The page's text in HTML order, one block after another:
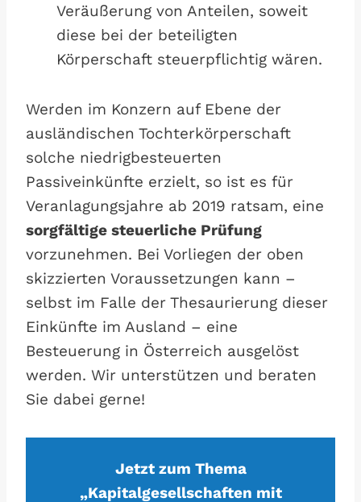
Veräußerung von Anteilen, soweit
diese bei der beteiligten
Körperschaft steuerpflichtig wären.
Werden im Konzern auf Ebene der
ausländischen Tochterkörperschaft
solche niedrigbesteuerten
Passiveinkünfte erzielt, so ist es für
Veranlagungsjahre ab 2019 ratsam, eine
sorgfältige steuerliche Prüfung
vorzunehmen. Bei Vorliegen der oben
skizzierten Voraussetzungen kann –
selbst im Falle der Thesaurierung dieser
Einkünfte im Ausland – eine
Besteuerung in Österreich ausgelöst
werden. Wir unterstützen und beraten
Sie dabei gerne!
Jetzt zum Thema
„Kapitalgesellschaften mit